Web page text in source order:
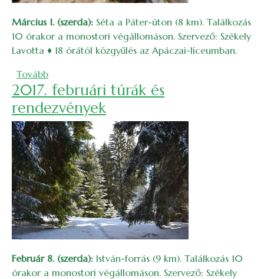
Március 1. (szerda): Séta a Páter-úton (8 km). Találkozás
10 órakor a monostori végállomáson. Szervező: Székely
Lavotta ♦ 18 órától közgyűlés az Apáczai-líceumban.
Tovább(2017. márciusi túrák és rendezvények)
2017. februári túrák és
rendezvények
Február 8. (szerda): István-forrás (9 km). Találkozás 10
órakor a monostori végállomáson. Szervező: Székely